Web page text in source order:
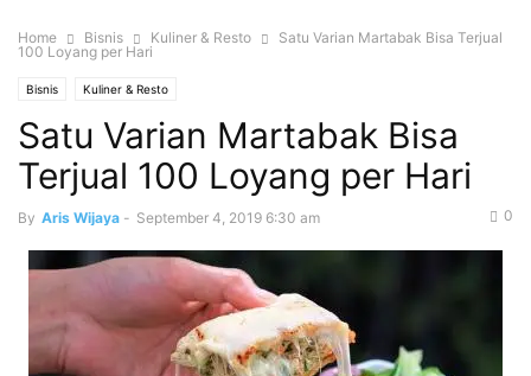
Home Bisnis Kuliner & Resto
Satu Varian Martabak Bisa Terjual
100 Loyang per Hari
Bisnis Kuliner & Resto
Satu Varian Martabak Bisa
Terjual 100 Loyang per Hari
By Aris Wijaya - September 4, 2019 6:30 am 0